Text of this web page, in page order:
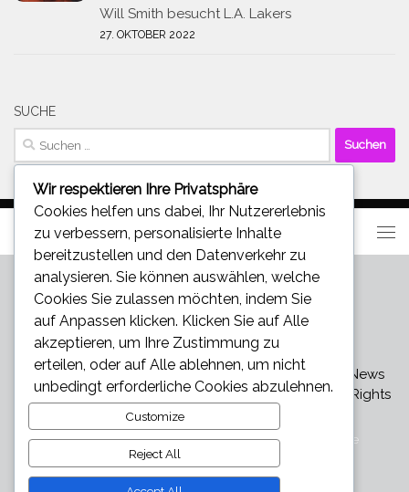
Will Smith besucht L.A. Lakers
27. OKTOBER 2022
SUCHE
Suchen
nach:
Star und Promi News - Aktuelle Bilder, Videos und News
über den neuesten Klatsch und Tratsch © 2026. All Rights
Reserved.
Präsentiert von - Entworfen mit demHueman-Theme
Wir respektieren Ihre Privatsphäre
Cookies helfen uns dabei, Ihr Nutzererlebnis
zu verbessern, personalisierte Inhalte
bereitzustellen und den Datenverkehr zu
analysieren. Sie können auswählen, welche
Cookies Sie zulassen möchten, indem Sie
auf Anpassen klicken. Klicken Sie auf Alle
akzeptieren , um Ihre Zustimmung zu
erteilen, oder auf Alle ablehnen , um nicht
unbedingt erforderliche Cookies abzulehnen.
Customize
Reject All